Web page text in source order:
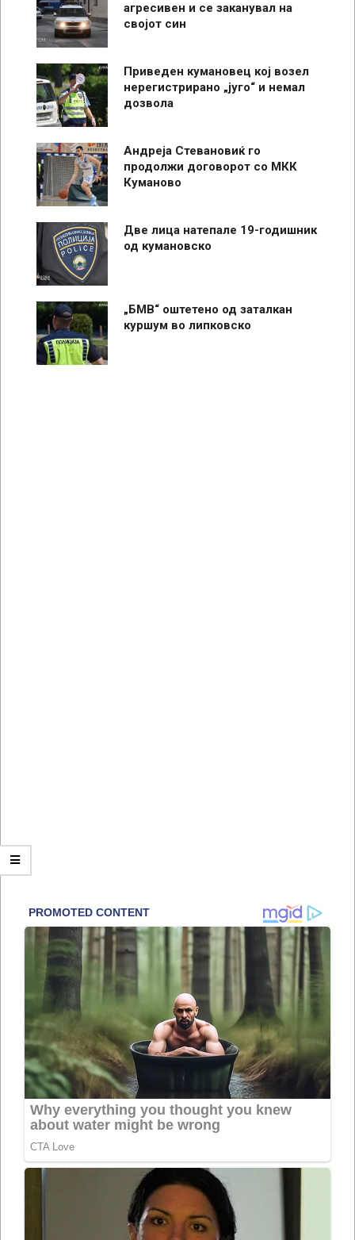
агресивен и се заканувал на
својот син
Приведен кумановец кој возел
нерегистрирано „југо“ и немал
дозвола
Андреја Стевановиќ го
продолжи договорот со МКК
Куманово
Две лица натепале 19-годишник
од кумановско
„БМВ“ оштетено од заталкан
куршум во липковско